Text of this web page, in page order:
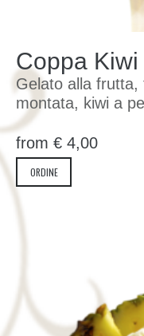
Coppa Kiwi
Gelato alla frutta,
montata, kiwi a
from € 4,00
ORDINE